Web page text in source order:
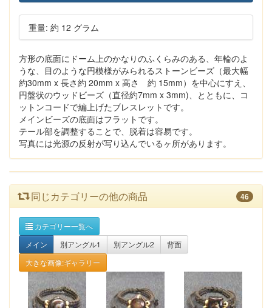
重量: 約 12 グラム
方形の底面にドーム上のかなりのふくらみのある、年輪のよ
うな、目のような円模様がみられるストーンビーズ（最大幅
約30mm x 長さ約 20mm x 高さ 約 15mm）を中心にすえ、
円盤状のウッドビーズ（直径約7mm x 3mm)、とともに、コ
ットンコードで編上げたブレスレットです。
メインビーズの底面はフラットです。
テール部を調整することで、脱着は容易です。
写真には光源の反射が写り込んでいるヶ所があります。
同じカテゴリーの他の商品 46
カテゴリー一覧へ
メイン
別アングル1 別アングル2
背面
大きな画像:ギャラリー